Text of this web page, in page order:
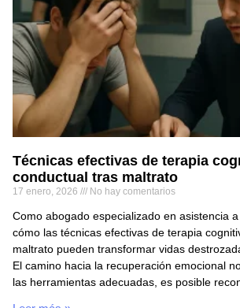
Técnicas efectivas de terapia
conductual tras maltrato
17 enero, 2026 No hay comentarios
Como abogado especializado en asistencia
cómo las técnicas efectivas de terapia
maltrato pueden transformar vidas
El camino hacia la recuperación emocional
las herramientas adecuadas, es posible